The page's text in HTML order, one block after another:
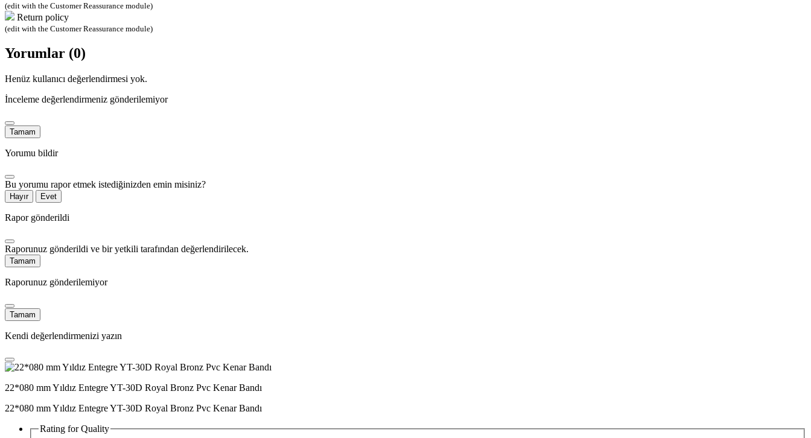
(edit with the Customer Reassurance module)
Return policy
(edit with the Customer Reassurance module)
Yorumlar (0)
Henüz kullanıcı değerlendirmesi yok.
İnceleme değerlendirmeniz gönderilemiyor
Tamam
Yorumu bildir
Bu yorumu rapor etmek istediğinizden emin misiniz?
Hayır Evet
Rapor gönderildi
Raporunuz gönderildi ve bir yetkili tarafından değerlendirilecek.
Tamam
Raporunuz gönderilemiyor
Tamam
Kendi değerlendirmenizi yazın
22*080 mm Yıldız Entegre YT-30D Royal Bronz Pvc Kenar Bandı
22*080 mm Yıldız Entegre YT-30D Royal Bronz Pvc Kenar Bandı
Rating forQuality